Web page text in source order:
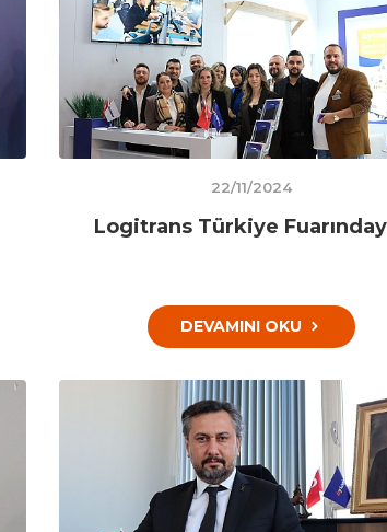
22/11/2024
Logitrans Türkiye
DEVAMINI OKU